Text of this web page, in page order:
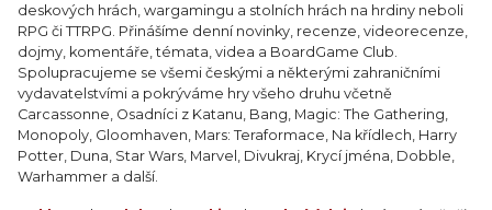
deskových hrách, wargamingu a stolních hrách na hrdiny neboli
RPG či TTRPG. Přinášíme denní novinky, recenze, videorecenze,
dojmy, komentáře, témata, videa a BoardGame Club.
Spolupracujeme se všemi českými a některými zahraničními
vydavatelstvími a pokrýváme hry všeho druhu včetně
Carcassonne, Osadníci z Katanu, Bang, Magic: The Gathering,
Monopoly, Gloomhaven, Mars: Teraformace, Na křídlech, Harry
Potter, Duna, Star Wars, Marvel, Divukraj, Krycí jména, Dobble,
Warhammer a další.